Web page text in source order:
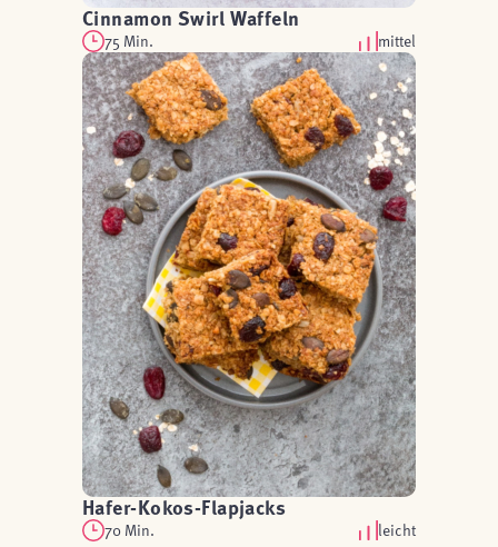
Cinnamon Swirl Waffeln
75 Min. mittel
Hafer-Kokos-Flapjacks
70 Min. leicht